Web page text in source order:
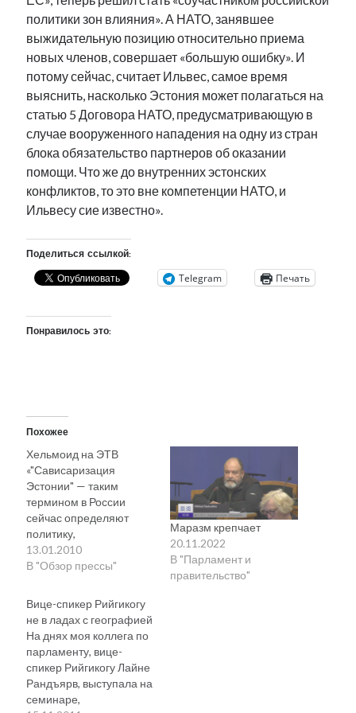
политики зон влияния». А НАТО, занявшее
выжидательную позицию относительно приема
новых членов, совершает «большую ошибку». И
потому сейчас, считает Ильвес, самое время
выяснить, насколько Эстония может полагаться на
статью 5 Договора НАТО, предусматривающую в
случае вооруженного нападения на одну из стран
блока обязательство партнеров об оказании
помощи. Что же до внутренних эстонских
конфликтов, то это вне компетенции НАТО, и
Ильвесу сие известно».
Поделиться ссылкой:
Telegram Печать
Понравилось это:
Похожее
Хельмоид на ЭТВ
«"Сависаризация
Эстонии" — таким
термином в России
сейчас определяют
политику,
направленную на
подчинение бывшей
внутренние рычаги,
утверждает бывший
посол ЭР в РФ Март
Хельме. Хельме сказал
в передаче ЭТВ
"Граждане республики",
что Россия использует в
Эстонии ту же тактику,
13.01.2010
В "Обзор прессы"
Маразм крепчает
20.11.2022
В "Парламент и
правительство"
Вице-спикер Рийгикогу
не в ладах с географией
На днях моя коллега по
парламенту, вице-
спикер Рийгикогу Лайне
Рандъярв, выступала на
семинаре,